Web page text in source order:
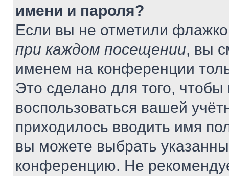
имени и пароля?
Если вы не отметили
при каждом посещении, вы
именем на конференции
Это сделано для того, чтобы
воспользоваться вашей
приходилось вводить имя
вы можете выбрать
конференцию. Не